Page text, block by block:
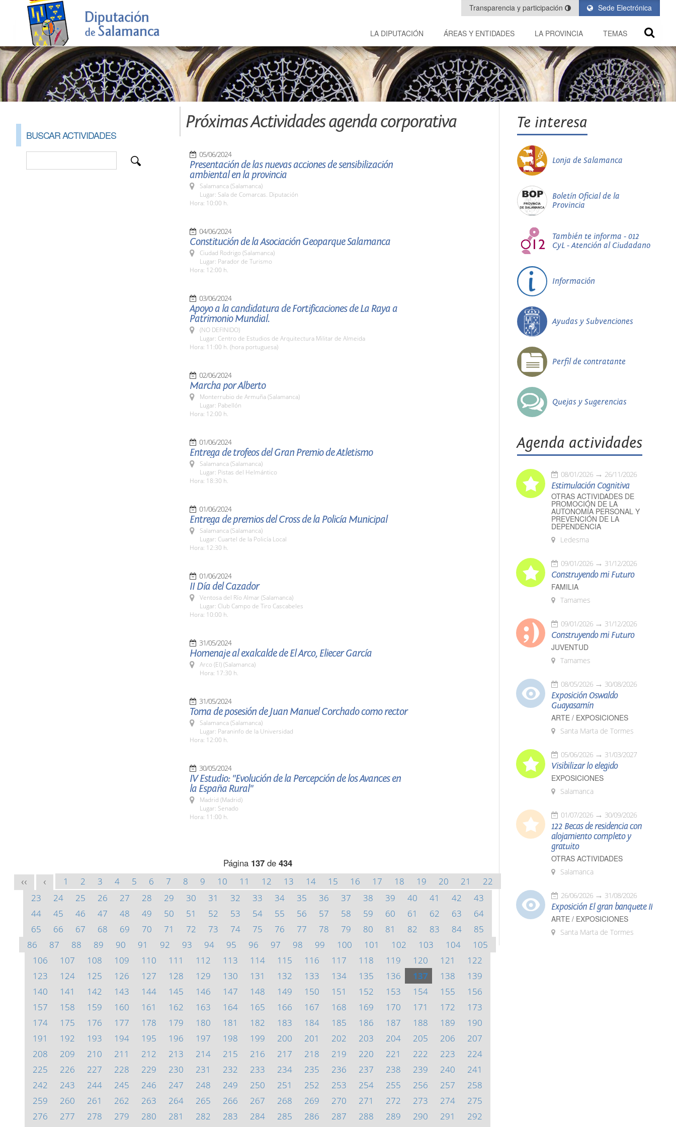
Sede Electrónica
Transparencia y participación
LA DIPUTACIÓN ÁREAS Y ENTIDADES LA PROVINCIA TEMAS
BUSCAR ACTIVIDADES
Próximas Actividades agenda corporativa
05/06/2024
Presentación de las nuevas acciones de sensibilización
ambiental en la provincia
Salamanca (Salamanca)
Lugar: Sala de Comarcas. Diputación
Hora: 10:00 h.
04/06/2024
Constitución de la Asociación Geoparque Salamanca
Ciudad Rodrigo (Salamanca)
Lugar: Parador de Turismo
Hora: 12:00 h.
03/06/2024
Apoyo a la candidatura de Fortificaciones de La Raya a
Patrimonio Mundial.
(NO DEFINIDO)
Lugar: Centro de Estudios de Arquitectura Militar de Almeida
Hora: 11:00 h. (hora portuguesa)
02/06/2024
Marcha por Alberto
Monterrubio de Armuña (Salamanca)
Lugar: Pabellón
Hora: 12:00 h.
01/06/2024
Entrega de trofeos del Gran Premio de Atletismo
Salamanca (Salamanca)
Lugar: Pistas del Helmántico
Hora: 18:30 h.
01/06/2024
Entrega de premios del Cross de la Policía Municipal
Salamanca (Salamanca)
Lugar: Cuartel de la Policía Local
Hora: 12:30 h.
01/06/2024
II Día del Cazador
Ventosa del Río Almar (Salamanca)
Lugar: Club Campo de Tiro Cascabeles
Hora: 10:00 h.
31/05/2024
Homenaje al exalcalde de El Arco, Eliecer García
Arco (El) (Salamanca)
Hora: 17:30 h.
31/05/2024
Toma de posesión de Juan Manuel Corchado como rector
Salamanca (Salamanca)
Lugar: Paraninfo de la Universidad
Hora: 12:00 h.
30/05/2024
IV Estudio: "Evolución de la Percepción de los Avances en
la España Rural"
Madrid (Madrid)
Lugar: Senado
Hora: 11:00 h.
Página 137de 434
<< < 1 2 3 4 5 6 7 8 9 10 11 12 13 14 15 16 17 18 19 20 21
22
23
24 25 26 27 28 29 30 31 32 33 34 35 36 37 38 39 40 41 42
43
44
45 46 47 48 49 50 51 52 53 54 55 56 57 58 59 60 61 62 63
64
65
66 67 68 69 70 71 72 73 74 75 76 77 78 79 80 81 82 83 84
85
86
87 88 89 90 91 92 93 94 95 96 97 98 99 100 101 102 103 104
105
106
107 108 109 110 111 112 113 114 115 116 117 118 119 120 121
122
123
124 125 126 127 128 129 130 131 132 133 134 135 136 137 138
139
140
141 142 143 144 145 146 147 148 149 150 151 152 153 154 155
156
157
158 159 160 161 162 163 164 165 166 167 168 169 170 171 172
173
174
175 176 177 178 179 180 181 182 183 184 185 186 187 188 189
190
191
192 193 194 195 196 197 198 199 200 201 202 203 204 205 206
207
208
209 210 211 212 213 214 215 216 217 218 219 220 221 222 223
224
225
226 227 228 229 230 231 232 233 234 235 236 237 238 239 240
241
242
243 244 245 246 247 248 249 250 251 252 253 254 255 256 257
258
259
260 261 262 263 264 265 266 267 268 269 270 271 272 273 274
275
276
277 278 279 280 281 282 283 284 285 286 287 288 289 290 291
292
Te interesa
Lonja de Salamanca
Boletín Oficial de la
Provincia
También te informa - 012
CyL - Atención al Ciudadano
Información
Ayudas y Subvenciones
Perfil de contratante
Quejas y Sugerencias
Agenda actividades
08/01/2026 26/11/2026
Estimulación Cognitiva
OTRAS ACTIVIDADES DE
PROMOCIÓN DE LA
AUTONOMÍA PERSONAL Y
PREVENCIÓN DE LA
DEPENDENCIA
Ledesma
09/01/2026 31/12/2026
Construyendo mi Futuro
FAMILIA
Tamames
09/01/2026 31/12/2026
Construyendo mi Futuro
JUVENTUD
Tamames
08/05/2026 30/08/2026
Exposición Oswaldo
Guayasamín
ARTE / EXPOSICIONES
Santa Marta de Tormes
05/06/2026 31/03/2027
Visibilizar lo elegido
EXPOSICIONES
Salamanca
01/07/2026 30/09/2026
122 Becas de residencia con
alojamiento completo y
gratuito
OTRAS ACTIVIDADES
Salamanca
26/06/2026 31/08/2026
Exposición El gran banquete II
ARTE / EXPOSICIONES
Santa Marta de Tormes